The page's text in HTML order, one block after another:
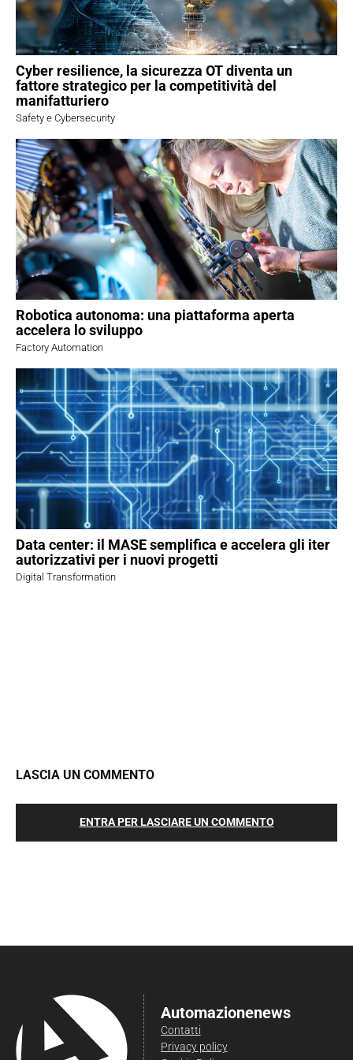
Cyber resilience, la sicurezza OT diventa un
fattore strategico per la competitività del
manifatturiero
Safety e Cybersecurity
Robotica autonoma: una piattaforma aperta
accelera lo sviluppo
Factory Automation
Data center: il MASE semplifica e accelera gli iter
autorizzativi per i nuovi progetti
Digital Transformation
LASCIA UN COMMENTO
ENTRA PER LASCIARE UN COMMENTO
Automazionenews
Contatti
Privacy policy